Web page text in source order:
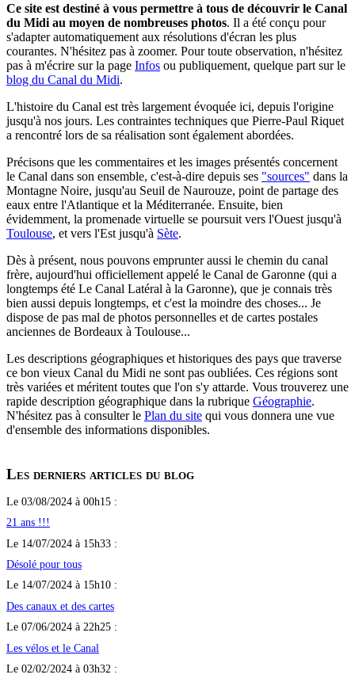
Ce site est destiné à vous permettre à tous de découvrir le Canal
du Midi au moyen de nombreuses photos. Il a été conçu pour
s'adapter automatiquement aux résolutions d'écran les plus
courantes. N'hésitez pas à zoomer. Pour toute observation, n'hésitez
pas à m'écrire sur la page Infos ou publiquement, quelque part sur le
blog du Canal du Midi.
L'histoire du Canal est très largement évoquée ici, depuis l'origine
jusqu'à nos jours. Les contraintes techniques que Pierre-Paul Riquet
a rencontré lors de sa réalisation sont également abordées.
Précisons que les commentaires et les images présentés concernent
le Canal dans son ensemble, c'est-à-dire depuis ses "sources" dans la
Montagne Noire, jusqu'au Seuil de Naurouze, point de partage des
eaux entre l'Atlantique et la Méditerranée. Ensuite, bien
évidemment, la promenade virtuelle se poursuit vers l'Ouest jusqu'à
Toulouse, et vers l'Est jusqu'à Sète.
Dès à présent, nous pouvons emprunter aussi le chemin du canal
frère, aujourd'hui officiellement appelé le Canal de Garonne (qui a
longtemps été Le Canal Latéral à la Garonne), que je connais très
bien aussi depuis longtemps, et c'est la moindre des choses... Je
dispose de pas mal de photos personnelles et de cartes postales
anciennes de Bordeaux à Toulouse...
Les descriptions géographiques et historiques des pays que traverse
ce bon vieux Canal du Midi ne sont pas oubliées. Ces régions sont
très variées et méritent toutes que l'on s'y attarde. Vous trouverez une
rapide description géographique dans la rubrique Géographie.
N'hésitez pas à consulter le Plan du site qui vous donnera une vue
d'ensemble des informations disponibles.
Les derniers articles du blog
Le 03/08/2024 à 00h15 :
21 ans !!!
Le 14/07/2024 à 15h33 :
Désolé pour tous
Le 14/07/2024 à 15h10 :
Des canaux et des cartes
Le 07/06/2024 à 22h25 :
Les vélos et le Canal
Le 02/02/2024 à 03h32 :